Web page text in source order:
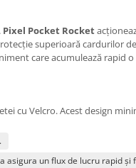
Pixel Pocket Rocket
superioară cardurilor
care acumulează rapid
cu Velcro. Acest design
asigura un flux de lucru rapid și